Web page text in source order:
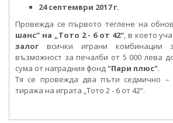
24 септември 2017 г.
Провежда се първото теглене на
шанс“ на „Тото 2 - 6 от 42“, в коeто
залог всички играни комбинации
възможност за печалби от 5 000 лева
сума от наградния фонд "Пари плюс".
Тя се провежда два пъти седмично
тиража на играта „Тото 2 - 6 от 42“.